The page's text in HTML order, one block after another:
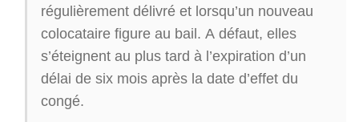
régulièrement délivré et lorsqu’un nouveau
colocataire figure au bail. A défaut, elles
s’éteignent au plus tard à l’expiration d’un
délai de six mois après la date d’effet du
congé.